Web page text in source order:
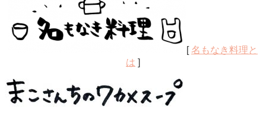
[名もなき料理と
は ]